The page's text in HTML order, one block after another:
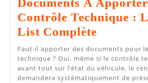
Documents À
Contrôle Technique :
List Complète
À
Au
Faut-il apporter des documents pour le contrôle
technique ? Oui, même si le contrôle
avant tout sur l’état du véhicule, le
demandera systématiquement de